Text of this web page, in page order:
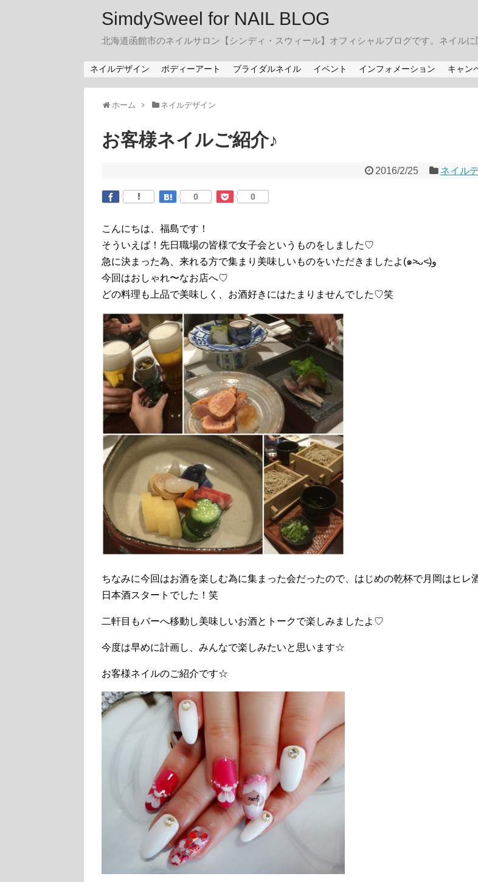
SimdySweel for NAIL BLOG
北海道函館市のネイルサロン【シンディ・スウィール】オフィシャルブログです。ネイル
ネイルデザイン ボディーアート ブライダルネイル イベント インフォメーション キャン
ホーム ネイルデザイン
お客様ネイルご紹介♪
2016/2/25 ネイル
0 0
こんにちは、福島です！
そういえば！先日職場の皆様で女子会というものをしました♡
急に決まった為、来れる方で集まり美味しいものをいただきましたよ(๑˃̵ᴗ˂̵)و
今回はおしゃれ〜なお店へ♡
どの料理も上品で美味しく、お酒好きにはたまりませんでした♡笑
ちなみに今回はお酒を楽しむ為に集まった会だったので、はじめの乾杯で月岡はヒレ
日本酒スタートでした！笑
二軒目もバーへ移動し美味しいお酒とトークで楽しみましたよ♡
今度は早めに計画し、みんなで楽しみたいと思います☆
お客様ネイルのご紹介です☆